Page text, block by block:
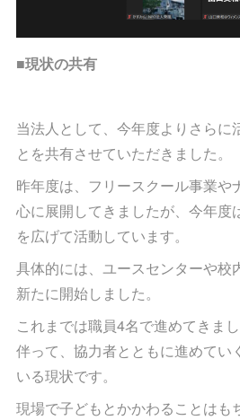
■現状の共有
当法人として、今年度よりさらに
とを共有させていただきました。
昨年度は、フリースクール事業や
心に展開してきましたが、今年度
を広げて活動しています。
具体的には、ユースセンターや校
新たに開始しました。
これまでは職員4名で進めてきま
伴って、協力者とともに進めてい
いる現状です。
現場で子どもとかかわることはも